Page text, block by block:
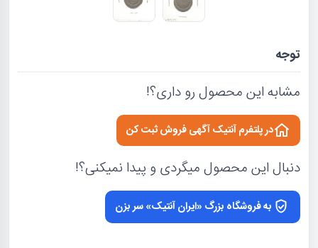
توجه
مشابه این محصول رو داری؟!
در پلتفرم آنتیک آگهی فروش ثبت کن
دنبال این محصول میگردی و پیدا نمیکنی؟!
به فروشگاه بزرگ «ایران آنتیک» سر بزن